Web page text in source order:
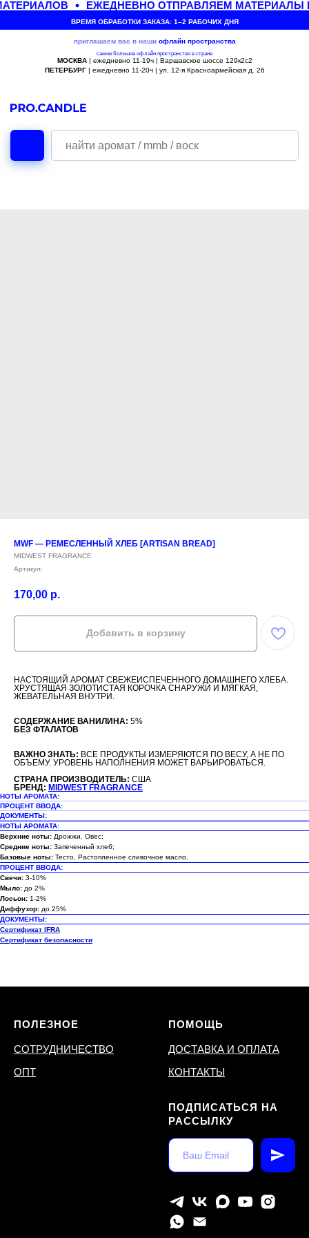
ЕЖЕДНЕВНО ОТПРАВЛЯЕМ МАТЕРИАЛЫ
ВРЕМЯ ОБРАБОТКИ ЗАКАЗА: 1–2 РАБОЧИХ ДНЯ
приглашаем вас в наши офлайн пространства
самое большое офлайн пространство в стране
МОСКВА| ежедневно 11-19ч | Варшавское шоссе 129к2с2
ПЕТЕРБУРГ| ежедневно 11-20ч | ул. 12-я Красноармейская д. 26
MWF — РЕМЕСЛЕННЫЙ ХЛЕБ [ARTISAN BREAD]
MIDWEST FRAGRANCE
Артикул:
170,00 р.
Добавить в корзину
НАСТОЯЩИЙ АРОМАТ СВЕЖЕИСПЕЧЕННОГО ДОМАШНЕГО ХЛЕБА.
ХРУСТЯЩАЯ ЗОЛОТИСТАЯ КОРОЧКА СНАРУЖИ И МЯГКАЯ,
ЖЕВАТЕЛЬНАЯ ВНУТРИ.
СОДЕРЖАНИЕ ВАНИЛИНА: 5%
БЕЗ ФТАЛАТОВ
ВАЖНО ЗНАТЬ: ВСЕ ПРОДУКТЫ ИЗМЕРЯЮТСЯ ПО ВЕСУ, А НЕ ПО
ОБЪЕМУ. УРОВЕНЬ НАПОЛНЕНИЯ МОЖЕТ ВАРЬИРОВАТЬСЯ.
СТРАНА ПРОИЗВОДИТЕЛЬ: США
БРЕНД: MIDWEST FRAGRANCE
НОТЫ АРОМАТА:
ПРОЦЕНТ ВВОДА:
ДОКУМЕНТЫ:
НОТЫ АРОМАТА:
Верхние ноты: Дрожжи, Овес;
Средние ноты: Запеченный хлеб;
Базовые ноты: Тесто, Растопленное сливочное масло.
ПРОЦЕНТ ВВОДА:
Свечи: 3-10%
Мыло: до 2%
Лосьон: 1-2%
Диффузор: до 25%
ДОКУМЕНТЫ:
Сертификат IFRA
Сертификат безопасности
ПОЛЕЗНОЕ
СОТРУДНИЧЕСТВО
ОПТ
ПОМОЩЬ
ДОСТАВКА И ОПЛАТА
КОНТАКТЫ
ПОДПИСАТЬСЯ НА
РАССЫЛКУ